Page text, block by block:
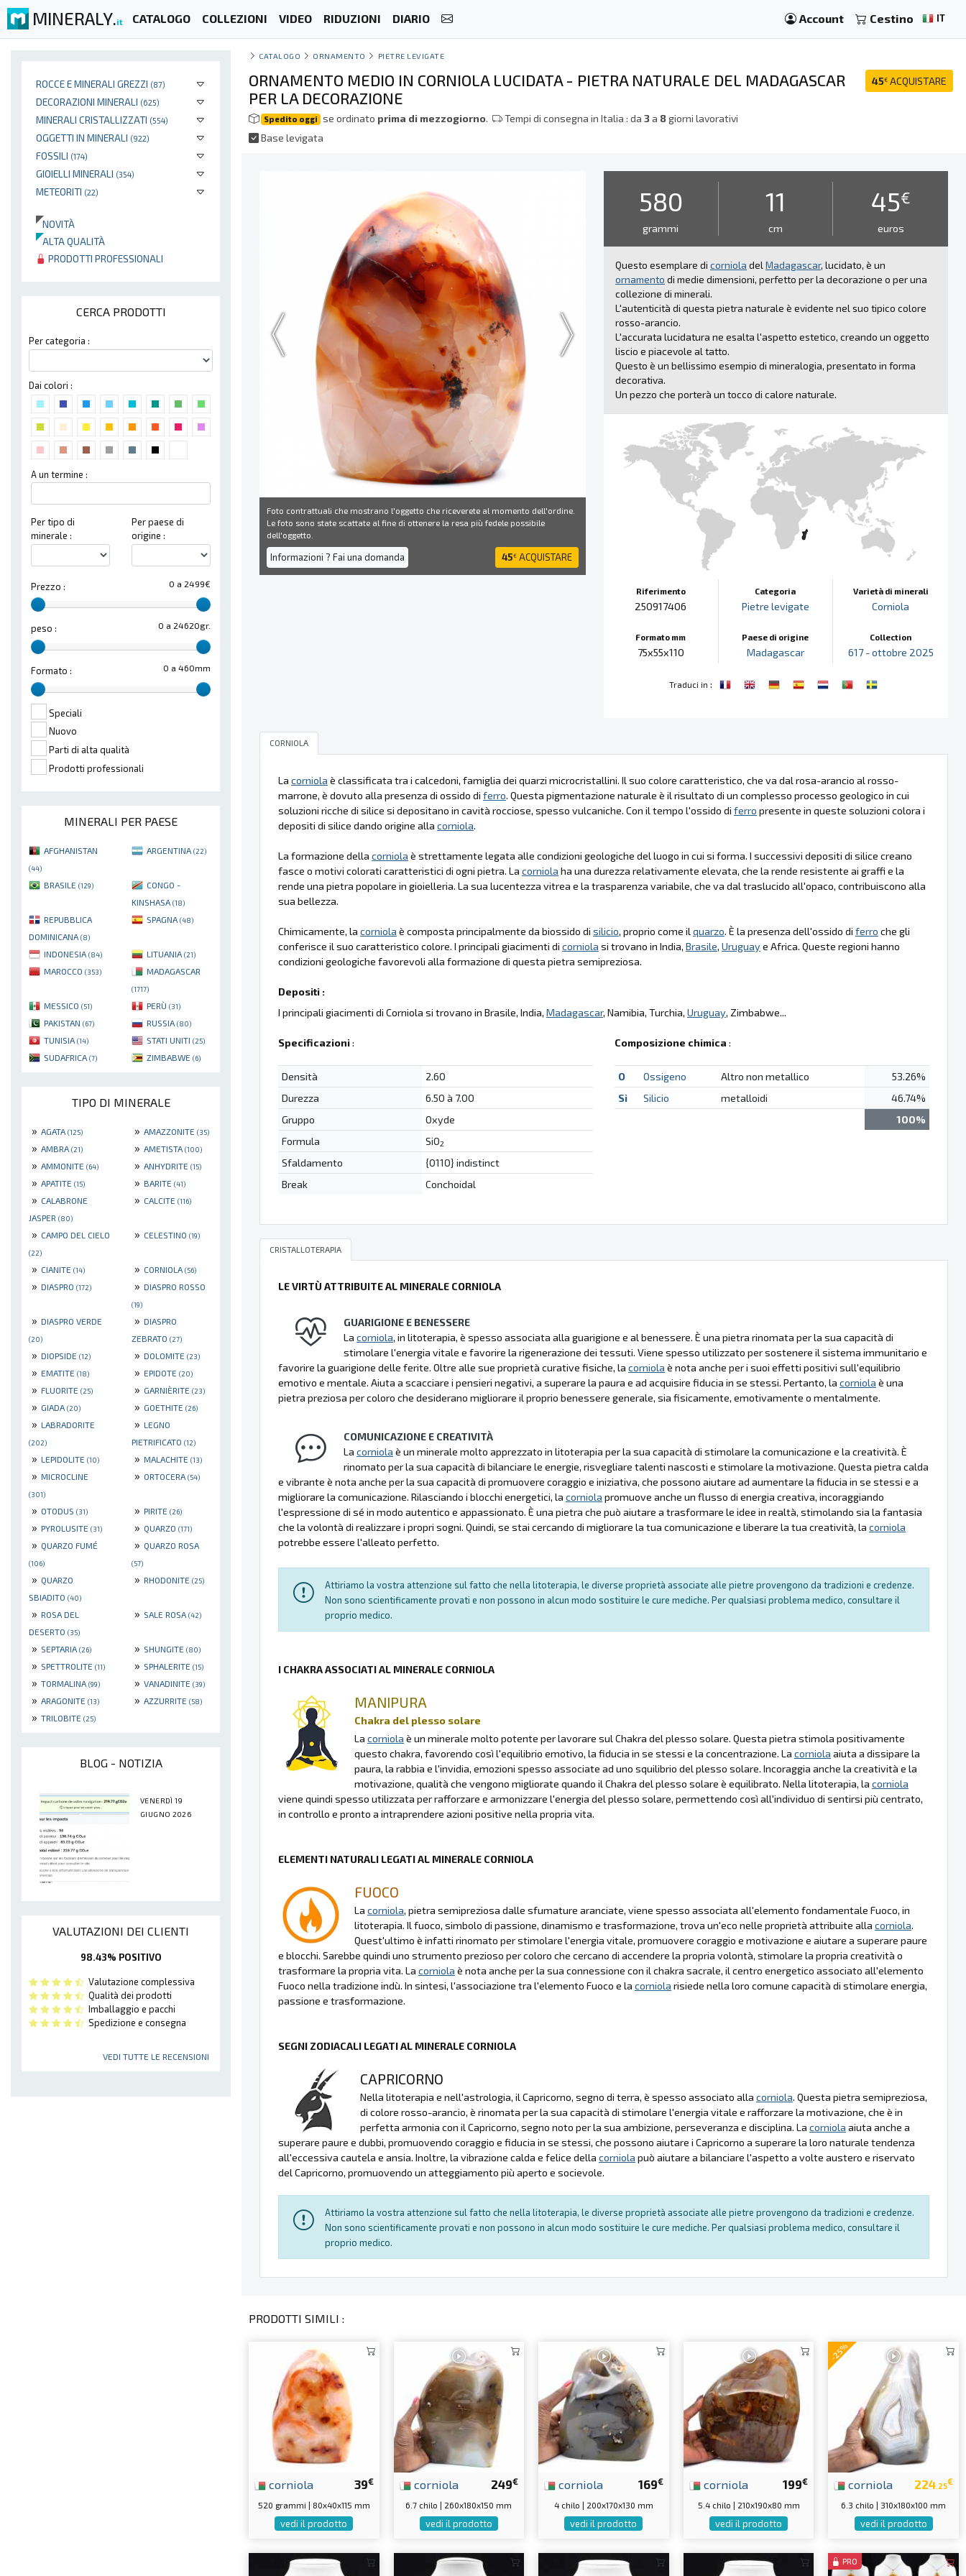
MINERALY.it CATALOGO COLLEZIONI VIDEO RIDUZIONI DIARIO Account Cestino IT
ROCCE E MINERALI GREZZI (87)
DECORAZIONI MINERALI (625)
MINERALI CRISTALLIZZATI (554)
OGGETTI IN MINERALI (922)
FOSSILI (174)
GIOIELLI MINERALI (354)
METEORITI (22)
NOVITÀ
ALTA QUALITÀ
PRODOTTI PROFESSIONALI
CERCA PRODOTTI
Per categoria :
Dai colori :
A un termine :
Per tipo di
minerale :
Per paese di
origine :
0 a 2499€
Prezzo :
0 a 24620gr.
peso :
0 a 460mm
Formato :
Speciali
Nuovo
Parti di alta qualità
Prodotti professionali
MINERALI PER PAESE
AFGHANISTAN
(44)
ARGENTINA (22)
BRASILE (129)
CONGO -
KINSHASA (18)
REPUBBLICA
DOMINICANA (8)
SPAGNA (48)
INDONESIA (84) LITUANIA (21)
MAROCCO (353) MADAGASCAR
(1717)
MESSICO (51) PERÙ (31)
PAKISTAN (67) RUSSIA (80)
TUNISIA (14) STATI UNITI (25)
SUDAFRICA (7) ZIMBABWE (6)
TIPO DI MINERALE
» AGATA (125) » AMAZZONITE (35)
» AMBRA (21) » AMETISTA (100)
» AMMONITE (64) » ANHYDRITE (15)
» APATITE (15) » BARITE (41)
» CALABRONE
JASPER (80)
» CALCITE (116)
» CAMPO DEL CIELO
(22)
» CELESTINO (19)
» CIANITE (14) » CORNIOLA (56)
» DIASPRO (172) » DIASPRO ROSSO
(19)
» DIASPRO VERDE
(20)
» DIASPRO
ZEBRATO (27)
» DIOPSIDE (12) » DOLOMITE (23)
» EMATITE (18) » EPIDOTE (20)
» FLUORITE (25) » GARNIÈRITE (23)
» GIADA (20) » GOETHITE (26)
» LABRADORITE
(202)
» LEGNO
PIETRIFICATO (12)
» LEPIDOLITE (10) » MALACHITE (13)
» MICROCLINE
(301)
» ORTOCERA (54)
» OTODUS (31) » PIRITE (26)
» PYROLUSITE (31) » QUARZO (171)
» QUARZO FUMÉ
(106)
» QUARZO ROSA
(57)
» QUARZO
SBIADITO (40)
» RHODONITE (25)
» ROSA DEL
DESERTO (35)
» SALE ROSA (42)
» SEPTARIA (26) » SHUNGITE (80)
» SPETTROLITE (11) » SPHALERITE (15)
» TORMALINA (99) » VANADINITE (39)
» ARAGONITE (13) » AZZURRITE (58)
» TRILOBITE (25)
BLOG - NOTIZIA
VENERDÌ 19
GIUGNO 2026
VALUTAZIONI DEI CLIENTI
98.43% POSITIVO
Valutazione complessiva
Qualità dei prodotti
Imballaggio e pacchi
Spedizione e consegna
VEDI TUTTE LE RECENSIONI
CATALOGO ORNAMENTO PIETRE LEVIGATE
45€ ACQUISTARE
ORNAMENTO MEDIO IN CORNIOLA LUCIDATA - PIETRA NATURALE DEL MADAGASCAR
PER LA DECORAZIONE
Spedito oggi se ordinato prima di mezzogiorno. Tempi di consegna in Italia : da3a 8giorni lavorativi
Base levigata
Foto contrattuali che mostrano l'oggetto che riceverete al momento dell'ordine.
Le foto sono state scattate al fine di ottenere la resa più fedele possibile
dell'oggetto.
Informazioni ? Fai una domanda 45€ ACQUISTARE
580
grammi
11
cm
45€
euros
Questo esemplare di corniola del Madagascar, lucidato, è un
ornamento di medie dimensioni, perfetto per la decorazione o per una
collezione di minerali.
L'autenticità di questa pietra naturale è evidente nel suo tipico colore
rosso-arancio.
L'accurata lucidatura ne esalta l'aspetto estetico, creando un oggetto
liscio e piacevole al tatto.
Questo è un bellissimo esempio di mineralogia, presentato in forma
decorativa.
Un pezzo che porterà un tocco di calore naturale.
Riferimento
250917406
Formato mm
75x55x110
Categoria
Pietre levigate
Paese di origine
Madagascar
Varietà di minerali
Corniola
Collection
617 - ottobre 2025
Traduci in :
CORNIOLA
La corniola è classificata tra i calcedoni, famiglia dei quarzi microcristallini. Il suo colore caratteristico, che va dal rosa-arancio al rosso-
marrone, è dovuto alla presenza di ossido di ferro. Questa pigmentazione naturale è il risultato di un complesso processo geologico in cui
soluzioni ricche di silice si depositano in cavità rocciose, spesso vulcaniche. Con il tempo l'ossido di ferro presente in queste soluzioni colora i
depositi di silice dando origine alla corniola.
La formazione della corniola è strettamente legata alle condizioni geologiche del luogo in cui si forma. I successivi depositi di silice creano
fasce o motivi colorati caratteristici di ogni pietra. La corniola ha una durezza relativamente elevata, che la rende resistente ai graffi e la
rende una pietra popolare in gioielleria. La sua lucentezza vitrea e la trasparenza variabile, che va dal traslucido all'opaco, contribuiscono alla
sua bellezza.
Chimicamente, la corniola è composta principalmente da biossido di silicio, proprio come il quarzo. È la presenza dell'ossido di ferro che gli
conferisce il suo caratteristico colore. I principali giacimenti di corniola si trovano in India, Brasile, Uruguay e Africa. Queste regioni hanno
condizioni geologiche favorevoli alla formazione di questa pietra semipreziosa.
Depositi :
I principali giacimenti di Corniola si trovano in Brasile, India, Madagascar, Namibia, Turchia, Uruguay, Zimbabwe...
Specificazioni:
Densità
2.60
Durezza
6.50 à 7.00
Gruppo
Oxyde
Formula
SiO2
Sfaldamento
{0110} indistinct
Break
Conchoidal
Composizione chimica :
O Ossigeno Altro non metallico
53.26%
Si
Silicio metalloidi
46.74%
100%
CRISTALLOTERAPIA
LE VIRTÙ ATTRIBUITE AL MINERALE CORNIOLA
GUARIGIONE E BENESSERE
La corniola, in litoterapia, è spesso associata alla guarigione e al benessere. È una pietra rinomata per la sua capacità di
stimolare l'energia vitale e favorire la rigenerazione dei tessuti. Viene spesso utilizzato per sostenere il sistema immunitario e
favorire la guarigione delle ferite. Oltre alle sue proprietà curative fisiche, la corniola è nota anche per i suoi effetti positivi sull'equilibrio
emotivo e mentale. Aiuta a scacciare i pensieri negativi, a superare la paura e ad acquisire fiducia in se stessi. Pertanto, la corniola è una
pietra preziosa per coloro che desiderano migliorare il proprio benessere generale, sia fisicamente, emotivamente o mentalmente.
COMUNICAZIONE E CREATIVITÀ
La corniola è un minerale molto apprezzato in litoterapia per la sua capacità di stimolare la comunicazione e la creatività. È
rinomato per la sua capacità di bilanciare le energie, risvegliare talenti nascosti e stimolare la motivazione. Questa pietra calda
e vibrante è nota anche per la sua capacità di promuovere coraggio e iniziativa, che possono aiutare ad aumentare la fiducia in se stessi e a
migliorare la comunicazione. Rilasciando i blocchi energetici, la corniola promuove anche un flusso di energia creativa, incoraggiando
l'espressione di sé in modo autentico e appassionato. È una pietra che può aiutare a trasformare le idee in realtà, stimolando sia la fantasia
che la volontà di realizzare i propri sogni. Quindi, se stai cercando di migliorare la tua comunicazione e liberare la tua creatività, la corniola
potrebbe essere l'alleato perfetto.
Attiriamo la vostra attenzione sul fatto che nella litoterapia, le diverse proprietà associate alle pietre provengono da tradizioni e credenze.
Non sono scientificamente provati e non possono in alcun modo sostituire le cure mediche. Per qualsiasi problema medico, consultare il
proprio medico.
I CHAKRA ASSOCIATI AL MINERALE CORNIOLA
MANIPURA
Chakra del plesso solare
La corniola è un minerale molto potente per lavorare sul Chakra del plesso solare. Questa pietra stimola positivamente
questo chakra, favorendo così l'equilibrio emotivo, la fiducia in se stessi e la concentrazione. La corniola aiuta a dissipare la
paura, la rabbia e l'invidia, emozioni spesso associate ad uno squilibrio del plesso solare. Incoraggia anche la creatività e la
motivazione, qualità che vengono migliorate quando il Chakra del plesso solare è equilibrato. Nella litoterapia, la corniola
viene quindi spesso utilizzata per rafforzare e armonizzare l'energia del plesso solare, permettendo così all'individuo di sentirsi più centrato,
in controllo e pronto a intraprendere azioni positive nella propria vita.
ELEMENTI NATURALI LEGATI AL MINERALE CORNIOLA
FUOCO
La corniola, pietra semipreziosa dalle sfumature aranciate, viene spesso associata all'elemento fondamentale Fuoco, in
litoterapia. Il fuoco, simbolo di passione, dinamismo e trasformazione, trova un'eco nelle proprietà attribuite alla corniola.
Quest'ultimo è infatti rinomato per stimolare l'energia vitale, promuovere coraggio e motivazione e aiutare a superare paure
e blocchi. Sarebbe quindi uno strumento prezioso per coloro che cercano di accendere la propria volontà, stimolare la propria creatività o
trasformare la propria vita. La corniola è nota anche per la sua connessione con il chakra sacrale, il centro energetico associato all'elemento
Fuoco nella tradizione indù. In sintesi, l'associazione tra l'elemento Fuoco e la corniola risiede nella loro comune capacità di stimolare energia,
passione e trasformazione.
SEGNI ZODIACALI LEGATI AL MINERALE CORNIOLA
CAPRICORNO
Nella litoterapia e nell'astrologia, il Capricorno, segno di terra, è spesso associato alla corniola. Questa pietra semipreziosa,
di colore rosso-arancio, è rinomata per la sua capacità di stimolare l'energia vitale e rafforzare la motivazione, che è in
perfetta armonia con il Capricorno, segno noto per la sua ambizione, perseveranza e disciplina. La corniola aiuta anche a
superare paure e dubbi, promuovendo coraggio e fiducia in se stessi, che possono aiutare i Capricorno a superare la loro naturale tendenza
all'eccessiva cautela e ansia. Inoltre, la vibrazione calda e felice della corniola può aiutare a bilanciare l'aspetto a volte austero e riservato
del Capricorno, promuovendo un atteggiamento più aperto e socievole.
Attiriamo la vostra attenzione sul fatto che nella litoterapia, le diverse proprietà associate alle pietre provengono da tradizioni e credenze.
Non sono scientificamente provati e non possono in alcun modo sostituire le cure mediche. Per qualsiasi problema medico, consultare il
proprio medico.
PRODOTTI SIMILI :
39€
corniola
520 grammi | 80x40x115 mm
vedi il prodotto
249€
corniola
6.7 chilo | 260x180x150 mm
vedi il prodotto
169€
corniola
4 chilo | 200x170x130 mm
vedi il prodotto
199€
corniola
5.4 chilo | 210x190x80 mm
vedi il prodotto
-25%
224.25€
corniola
6.3 chilo | 310x180x100 mm
vedi il prodotto
PRO